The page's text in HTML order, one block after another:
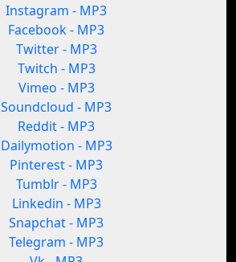
Instagram - MP3
Facebook - MP3
Twitter - MP3
Twitch - MP3
Vimeo - MP3
Soundcloud - MP3
Reddit - MP3
Dailymotion - MP3
Pinterest - MP3
Tumblr - MP3
Linkedin - MP3
Snapchat - MP3
Telegram - MP3